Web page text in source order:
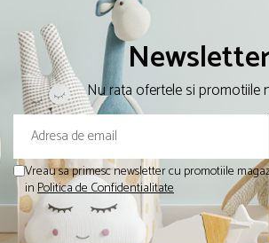
Nu rata ofertele si promotiile
Vreau sa primesc newsletter cu promotiile
inPolitica de Confidentialitate